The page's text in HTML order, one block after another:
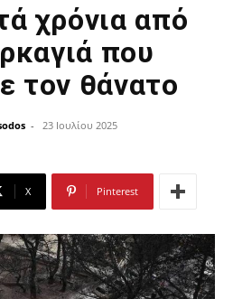
χρόνια από
που
τον θάνατο
- 23 Ιουλίου 2025
X Pinterest